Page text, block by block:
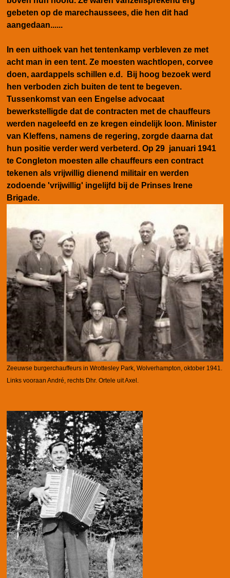
gebeten op de marechaussees, die hen dit had
aangedaan......
In een uithoek van het tentenkamp verbleven ze met
acht man in een tent. Ze moesten wachtlopen, corvee
doen, aardappels schillen e.d. Bij hoog bezoek werd
hen verboden zich buiten de tent te begeven.
Tussenkomst van een Engelse advocaat
bewerkstelligde dat de contracten met de chauffeurs
werden nageleefd en ze kregen eindelijk loon. Minister
van Kleffens, namens de regering, zorgde daarna dat
hun positie verder werd verbeterd. Op 29 januari 1941
te Congleton moesten alle chauffeurs een contract
tekenen als vrijwillig dienend militair en werden
zodoende 'vrijwillig' ingelijfd bij de Prinses Irene
Brigade.
Zeeuwse burgerchauffeurs in Wrottesley Park, Wolverhampton, oktober 1941.
Links vooraan André, rechts Dhr. Ortele uit Axel.